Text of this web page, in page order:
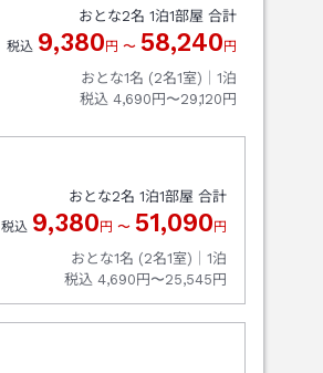
おとな2名 1泊1部屋 合計
税込 9,380 円 〜 58,240 円
おとな1名 (2名1室)｜ 1泊
税込 4,690円〜29,120円
おとな2名 1泊1部屋 合計
税込 9,380 円 〜 51,090 円
おとな1名 (2名1室)｜ 1泊
税込 4,690円〜25,545円